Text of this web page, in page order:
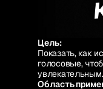
Цель:
Показать, как
голосовые,
увлекательным.
Область